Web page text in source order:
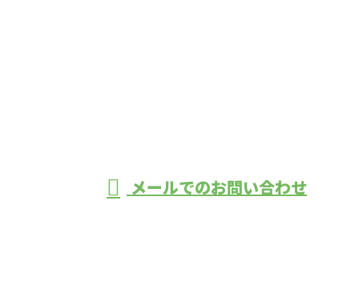
メールでのお問い合わせ